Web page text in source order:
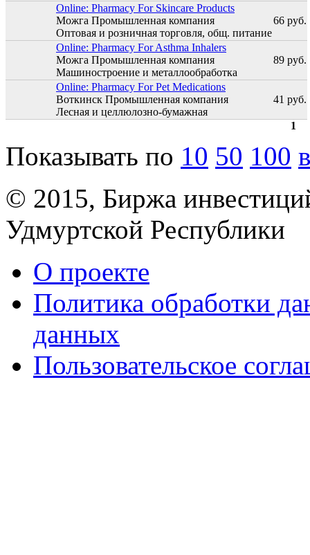
Online: Pharmacy For Skincare Products
Можга Промышленная компания
Оптовая и розничная торговля, общ. питание
66 руб.
Online: Pharmacy For Asthma Inhalers
Можга Промышленная компания
Машиностроение и металлообработка
89 руб.
Online: Pharmacy For Pet Medications
Воткинск Промышленная компания
Лесная и целлюлозно-бумажная
41 руб.
1
Показывать по 10 50 100
© 2015, Биржа
Удмуртской Республики
О проекте
Политика обработки
данных
Пользовательское